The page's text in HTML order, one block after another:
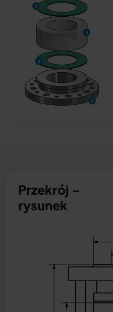
Przekrój –
rysunek